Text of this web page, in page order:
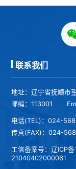
联系我们
地址：辽宁省抚顺市
邮编：113001
电话(TEL)：024-
传真(FAX)：024-
工信备案号：辽ICP
21040402000061